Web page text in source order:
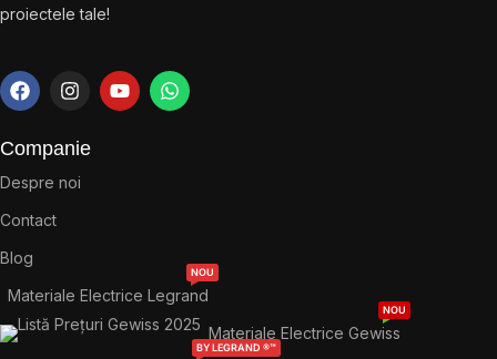
proiectele tale!
Companie
Despre noi
Contact
Blog
Materiale Electrice Legrand
NOU
Materiale Electrice Gewiss
NOU
BY LEGRAND ®™